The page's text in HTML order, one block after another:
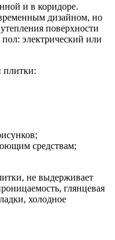
и в коридоре.
дизайном, но
поверхности
электрический или
плитки:
средствам;
не выдерживает
глянцевая
холодное